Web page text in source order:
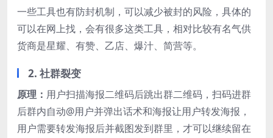
一些工具也有防封机制，可以减少被封的风险，具体的
可以在网上找，会有很多这类工具，相对比较有名气供
货商是星耀、有赞、乙店、爆汁、简营等。
2. 社群裂变
原理： 用户扫描海报二维码后跳出群二维码，扫码进群
后群内自动@用户并弹出话术和海报让用户转发海报，
用户需要转发海报后并截图发到群里，才可以继续留在